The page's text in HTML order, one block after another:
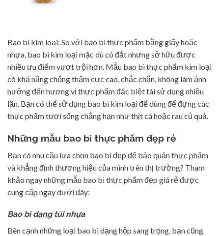
Bao bì kim loại: So với bao bì thực phẩm bằng giấy hoặc
nhựa, bao bì kim loại mặc dù có đắt nhưng sở hữu được
nhiều ưu điểm vượt trội hơn. Mẫu bao bì thực phẩm kim loại
có khả năng chống thấm cực cao, chắc chắn, không làm ảnh
hưởng đến hương vị thực phẩm đặc biệt tái sử dụng nhiều
lần. Bạn có thể sử dụng bao bì kim loại để dùng để đựng các
thực phẩm tươi sống chẳng hạn như thịt cá hoặc rau củ quả.
Những mẫu bao bì thực phẩm đẹp rẻ
Bạn có nhu cầu lựa chọn bao bì đẹp để bảo quản thực phẩm
và khẳng định thương hiệu của mình trên thị trường? Tham
khảo ngay những mẫu bao bì thực phẩm đẹp giá rẻ được
cung cấp ngay dưới đây:
Bao bì dạng túi nhựa
Bên cạnh những loại bao bì dạng hộp sang trọng, bạn cũng